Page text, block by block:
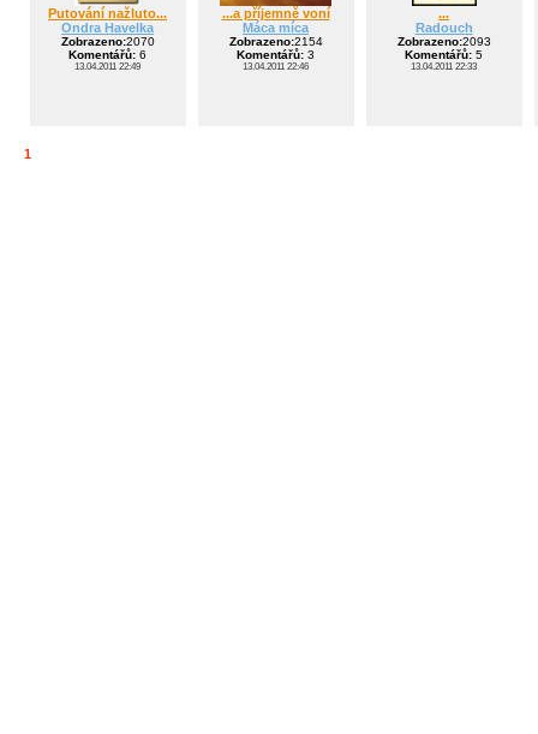
Putování nažluto...
Ondra Havelka
Zobrazeno:2070
Komentářů: 6
13.04.2011 22:49
...a příjemně voní
Máca míca
Zobrazeno:2154
Komentářů: 3
13.04.2011 22:46
...
Radouch
Zobrazeno:2093
Komentářů: 5
13.04.2011 22:33
1